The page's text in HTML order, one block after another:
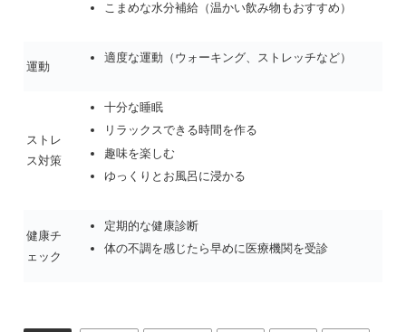
こまめな水分補給（温かい飲み物もおすすめ）
運動
適度な運動（ウォーキング、ストレッチなど）
ストレ
ス対策
十分な睡眠
リラックスできる時間を作る
趣味を楽しむ
ゆっくりとお風呂に浸かる
健康チ
ェック
定期的な健康診断
体の不調を感じたら早めに医療機関を受診